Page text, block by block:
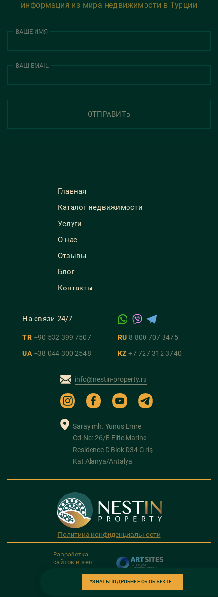
УЗНАТЬ ПОДРОБНЕЕ ОБ ОБЪЕКТЕ
информация из мира недвижимости в Турции
ВАШЕ ИМЯ
ВАШ EMAIL
ОТПРАВИТЬ
Главная
Каталог недвижимости
Услуги
О нас
Отзывы
Блог
Контакты
На связи 24/7
TR +90 532 399 7507 RU 8 800 707 8475
UA +38 044 300 2548 KZ +7 727 312 3740
info@nestin-property.ru
Saray mh. Yunus Emre
Cd.No: 26/B Elite Marine
Residence D Blok D34 Giriş
Kat Alanya/Antalya
Политика конфиденциальности
Разработка
сайтов и seo